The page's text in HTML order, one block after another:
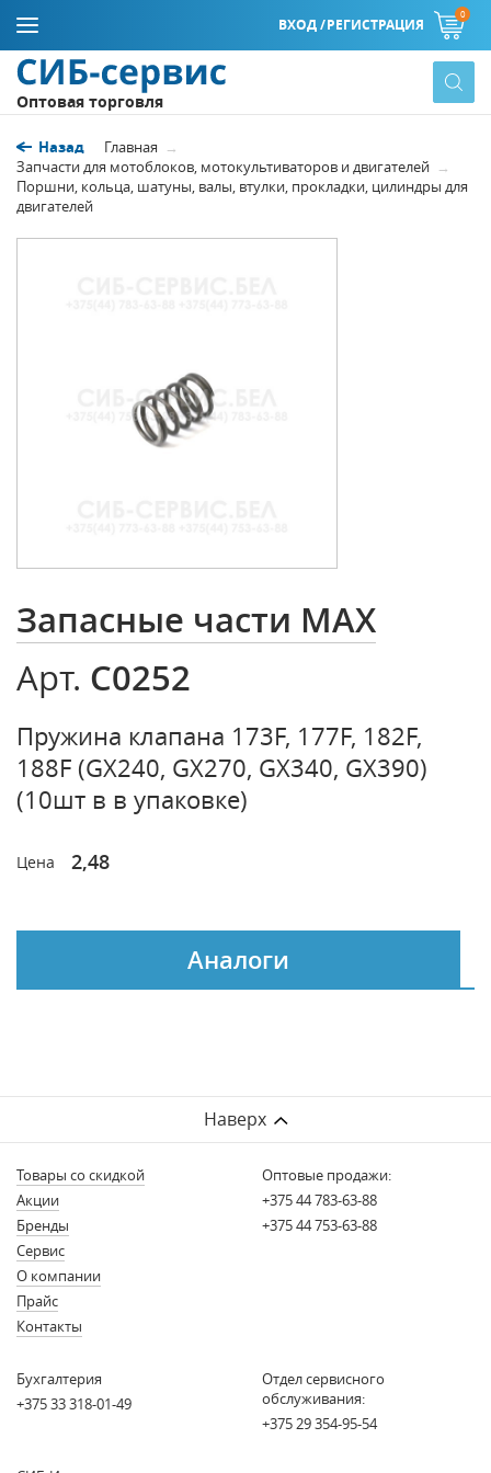
ВХОД /РЕГИСТРАЦИЯ
0
Оптовая торговля
Назад
Главная
Запчасти для мотоблоков, мотокультиваторов и двигателей
Поршни, кольца, шатуны, валы, втулки, прокладки, цилиндры для
двигателей
Запасные части MAX
Арт. C0252
Пружина клапана 173F, 177F, 182F,
188F (GX240, GX270, GX340, GX390)
(10шт в в упаковке)
Цена 2,48
Аналоги
Наверх
Товары со скидкой
Акции
Бренды
Сервис
О компании
Прайс
Контакты
Оптовые продажи:
+375 44 783-63-88
+375 44 753-63-88
Бухгалтерия
+375 33 318-01-49
Отдел сервисного
обслуживания:
+375 29 354-95-54